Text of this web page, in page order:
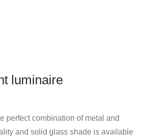
luminaire
perfect combination of metal and
and solid glass shade is available